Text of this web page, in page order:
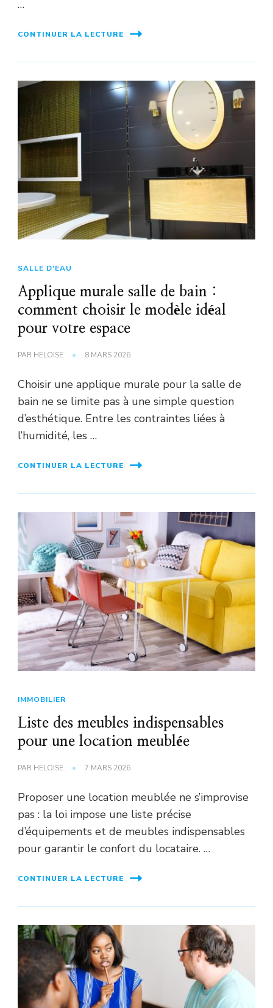
…
CONTINUER LA LECTURE
SALLE D'EAU
Applique murale salle de bain :
comment choisir le modèle idéal
pour votre espace
PAR HELOISE 8 MARS 2026
Choisir une applique murale pour la salle de
bain ne se limite pas à une simple question
d’esthétique. Entre les contraintes liées à
l’humidité, les …
CONTINUER LA LECTURE
IMMOBILIER
Liste des meubles indispensables
pour une location meublée
PAR HELOISE 7 MARS 2026
Proposer une location meublée ne s’improvise
pas : la loi impose une liste précise
d’équipements et de meubles indispensables
pour garantir le confort du locataire. …
CONTINUER LA LECTURE